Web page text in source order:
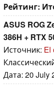
Рейтинг:
ASUS ROG
386H + RTX
Источник: El
Дата: 20 July